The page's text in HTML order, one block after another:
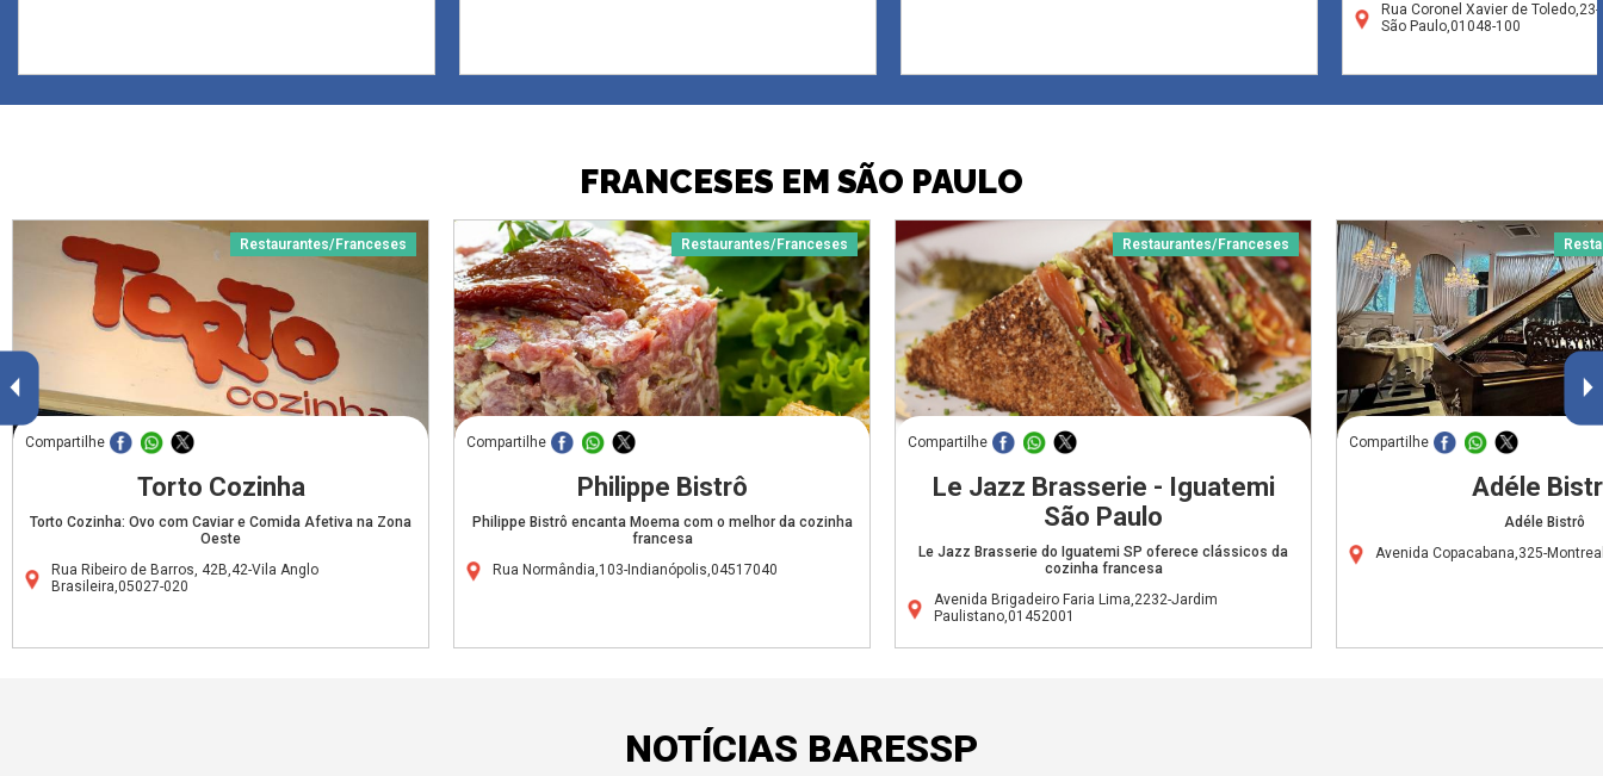
Rua Coronel Xavier de
São Paulo,01048-100
FRANCESES EM SÃO PAULO
Restaurantes/Franceses
Compartilhe
Torto Cozinha
Torto Cozinha: Ovo com Caviar e Comida Afetiva na Zona
Oeste
Rua Ribeiro de Barros, 42B,42-Vila Anglo
Brasileira,05027-020
Restaurantes/Franceses
Compartilhe
Philippe Bistrô
Philippe Bistrô encanta Moema com o melhor da cozinha
francesa
Rua Normândia,103-Indianópolis,04517040
Restaurantes/Franceses
Compartilhe
Le Jazz Brasserie - Iguatemi
São Paulo
Le Jazz Brasserie do Iguatemi SP oferece clássicos da
cozinha francesa
Avenida Brigadeiro Faria Lima,2232-Jardim
Paulistano,01452001
Compartilhe
Adéle
Adéle Bistrô
Avenida Copacabana,325-
NOTÍCIAS BARESSP